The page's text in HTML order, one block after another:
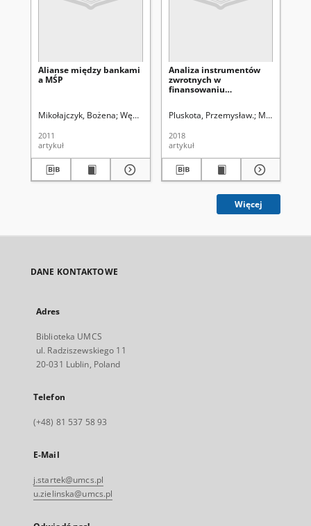
Alianse między bankami
a MŚP
Mikołajczyk, Bożena Węcławski, Jerzy (1953-). Red.
2011
artykuł
Analiza instrumentów
zwrotnych w
finansowaniu
konsekwencje dla Polski
Pluskota, Przemysław. Maleszyk,
2018
artykuł
Więcej
DANE KONTAKTOWE
Adres
Biblioteka UMCS
ul. Radziszewskiego 11
20-031 Lublin, Poland
Telefon
(+48) 81 537 58 93
E-Mail
j.startek@umcs.pl
u.zielinska@umcs.pl